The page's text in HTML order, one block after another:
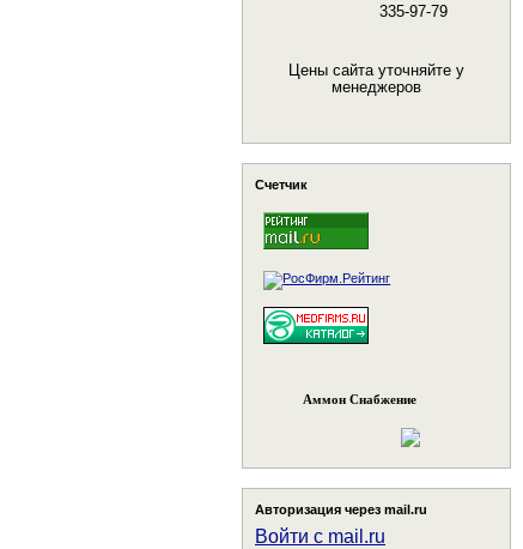
335-97-79
Цены сайта уточняйте у
менеджеров
Счетчик
Аммон Снабжение
Авторизация через mail.ru
Войти с mail.ru